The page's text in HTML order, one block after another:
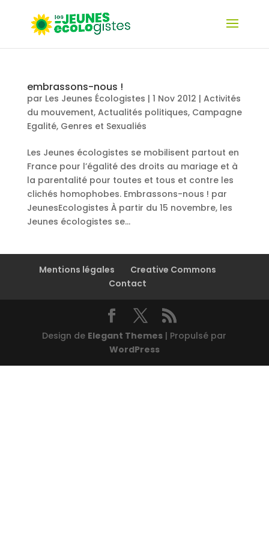
embrassons-nous !
par Les Jeunes Écologistes | 1 Nov 2012 | Activités
du mouvement, Actualités politiques, Campagne
Egalité, Genres et Sexualiés
Les Jeunes écologistes se mobilisent partout en
France pour l’égalité des droits au mariage et à
la parentalité pour toutes et tous et contre les
clichés homophobes. Embrassons-nous ! par
JeunesEcologistes À partir du 15 novembre, les
Jeunes écologistes se...
Mentions légales
Creative Commons
Contact
Design de Elegant Themes | Propulsé par
WordPress